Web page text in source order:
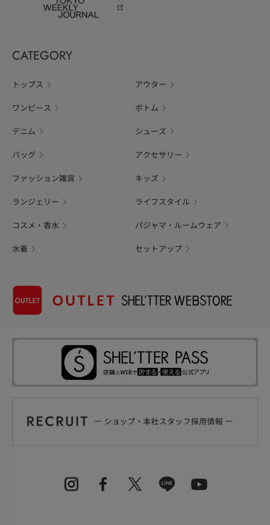
CATEGORY
トップス アウター
ワンピース ボトム
デニム シューズ
バッグ アクセサリー
ファッション雑貨 キッズ
ランジェリー ライフスタイル
コスメ・香水 パジャマ・ルームウェア
水着 セットアップ